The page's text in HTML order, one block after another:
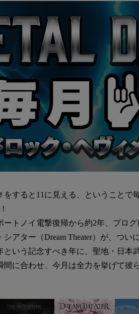
をすると11に見える、ということで
ートノイ電撃復帰から約2年、プロ
アター（Dream Theater）が、つい
という記念すべき年に、聖地・日本
間に合わせ、今月は全力を挙げて彼